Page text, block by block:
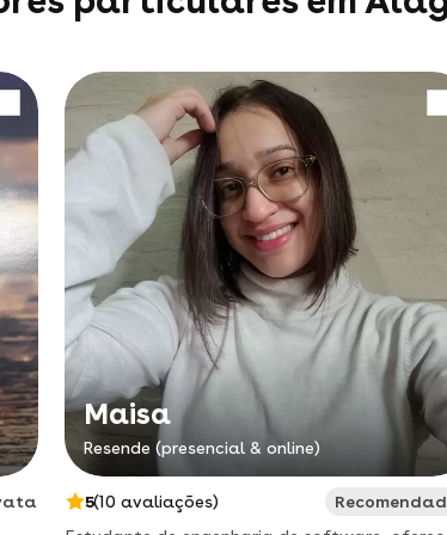
Maisa
Resende (presencial & online)
5(10 avaliações)